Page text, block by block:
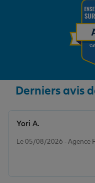
Derniers avis
Le 05/08/2026 - Agence
Yori A.